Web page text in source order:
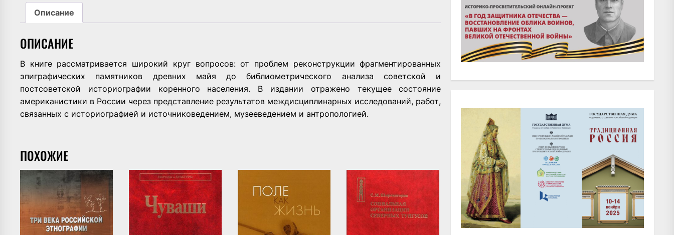
Описание
ОПИСАНИЕ
В книге рассматривается широкий круг вопросов: от проблем реконструкции фрагментированных
эпиграфических памятников древних майя до библиометрического анализа советской и
постсоветской историографии коренного населения. В издании отражено текущее состояние
американистики в России через представление результатов междисциплинарных исследований, работ,
связанных с историографией и источниковедением, музееведением и антропологией.
ПОХОЖИЕ